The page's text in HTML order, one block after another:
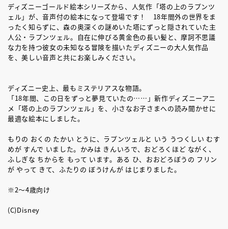
ディズニーゴールド絵本シリーズから、人気作「塔の上のラプンツ
ェル」が、音声付の絵本になって登場です！ 18年間外の世界をま
ったく知らずに、森の奥深くの謎めいた塔にずっと隠されていた主
人公・ラプンツェル。自在に伸びる黄金色の長い髪と、摩訶不思議
な力を持つ彼女の未知なる冒険を描いたディズニーの大人気作品
を、美しい音声と共にお楽しみください。
ディズニー史上、最もミステリアスな物語。
「18年間、この日をずっと夢見ていたの……」新作ディズニーアニ
メ「塔の上のラプンツェル」を、小さなお子さまへの読み聞かせに
最適な絵本にしました。
もりの おくの たかい とうに、ラプンツェルと いう うつくしい むす
めが すんで いました。かみは きんいろで、おどろくほど ながく、
ふしぎな ちからを もって います。ある ひ、おおどろぼうの フリン
が やって きて、ふたりの ぼうけんが はじまりました。
※2～4歳向け
(C)Disney